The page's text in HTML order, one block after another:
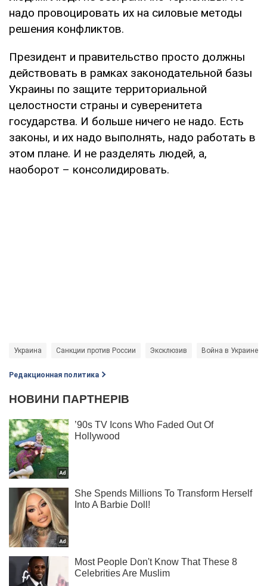
надо провоцировать их на силовые методы
решения конфликтов.
Президент и правительство просто должны
действовать в рамках законодательной базы
Украины по защите территориальной
целостности страны и суверенитета
государства. И больше ничего не надо. Есть
законы, и их надо выполнять, надо работать в
этом плане. И не разделять людей, а,
наоборот – консолидировать.
Украина Санкции против России Эксклюзив Война в Украине
Редакционная политика